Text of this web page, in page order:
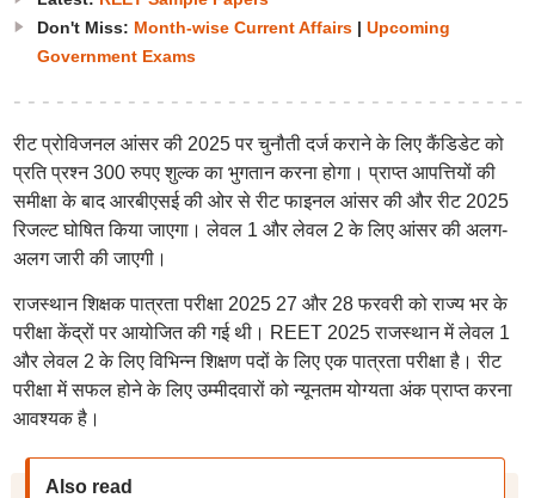
Don't Miss: Month-wise Current Affairs| Upcoming
Government Exams
रीट प्रोविजनल आंसर की 2025 पर चुनौती दर्ज कराने के लिए कैंडिडेट को
प्रति प्रश्न 300 रुपए शुल्क का भुगतान करना होगा। प्राप्त आपत्तियों की
समीक्षा के बाद आरबीएसई की ओर से रीट फाइनल आंसर की और रीट 2025
रिजल्ट घोषित किया जाएगा। लेवल 1 और लेवल 2 के लिए आंसर की अलग-
अलग जारी की जाएगी।
राजस्थान शिक्षक पात्रता परीक्षा 2025 27 और 28 फरवरी को राज्य भर के
परीक्षा केंद्रों पर आयोजित की गई थी। REET 2025 राजस्थान में लेवल 1
और लेवल 2 के लिए विभिन्न शिक्षण पदों के लिए एक पात्रता परीक्षा है। रीट
परीक्षा में सफल होने के लिए उम्मीदवारों को न्यूनतम योग्यता अंक प्राप्त करना
आवश्यक है।
Also read